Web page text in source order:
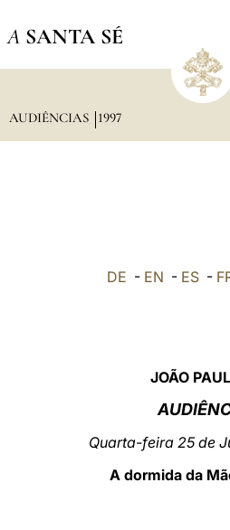
A SANTA SÉ
AUDIÊNCIAS 1997
DE - EN - ES -
JOÃO
Quarta-feira 25 de
A dormida da